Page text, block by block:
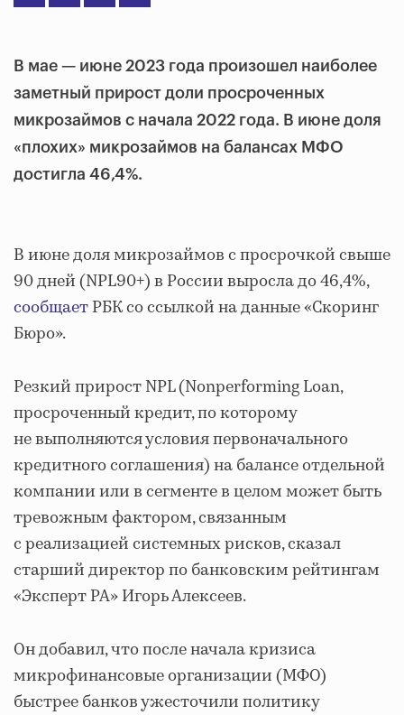
В мае — июне 2023 года произошел наиболее
заметный прирост доли просроченных
микрозаймов с начала 2022 года. В июне доля
«плохих» микрозаймов на балансах МФО
достигла 46,4%.
В июне доля микрозаймов с просрочкой свыше
90 дней (NPL90+) в России выросла до 46,4%,
сообщаетРБК со ссылкой на данные «Скоринг
Бюро».
Резкий прирост NPL (Nonperforming Loan,
просроченный кредит, по которому
не выполняются условия первоначального
кредитного соглашения) на балансе отдельной
компании или в сегменте в целом может быть
тревожным фактором, связанным
с реализацией системных рисков, сказал
старший директор по банковским рейтингам
«Эксперт РА» Игорь Алексеев.
Он добавил, что после начала кризиса
микрофинансовые организации (МФО)
быстрее банков ужесточили политику